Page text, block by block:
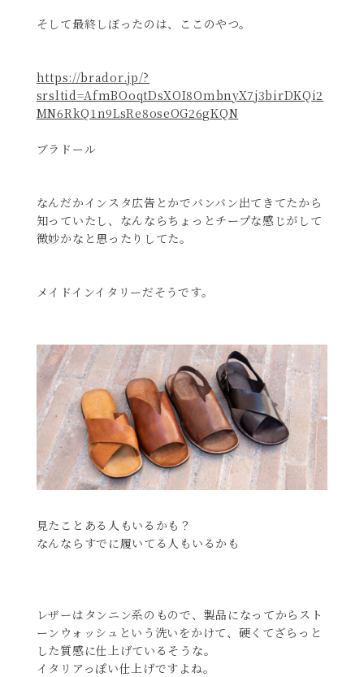
そして最終しぼったのは、ここのやつ。
https://brador.jp/?
srsltid=AfmBOoqtDsXOI8OmbnyX7j3birDKQi2
MN6RkQ1n9LsRe8oseOG26gKQN
ブラドール
なんだかインスタ広告とかでバンバン出てきてたから
知っていたし、なんならちょっとチープな感じがして
微妙かなと思ったりしてた。
メイドインイタリーだそうです。
見たことある人もいるかも？
なんならすでに履いてる人もいるかも
レザーはタンニン系のもので、製品になってからスト
ーンウォッシュという洗いをかけて、硬くてざらっと
した質感に仕上げているそうな。
イタリアっぽい仕上げですよね。